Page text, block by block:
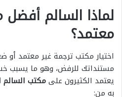
لماذا السالم
معتمد؟
اختيار مكتب ترجمة غير معتمد
مستنداتك للرفض، وهو ما يسبب
يعتمد الكثيرون علىمكتب السالم
به من: